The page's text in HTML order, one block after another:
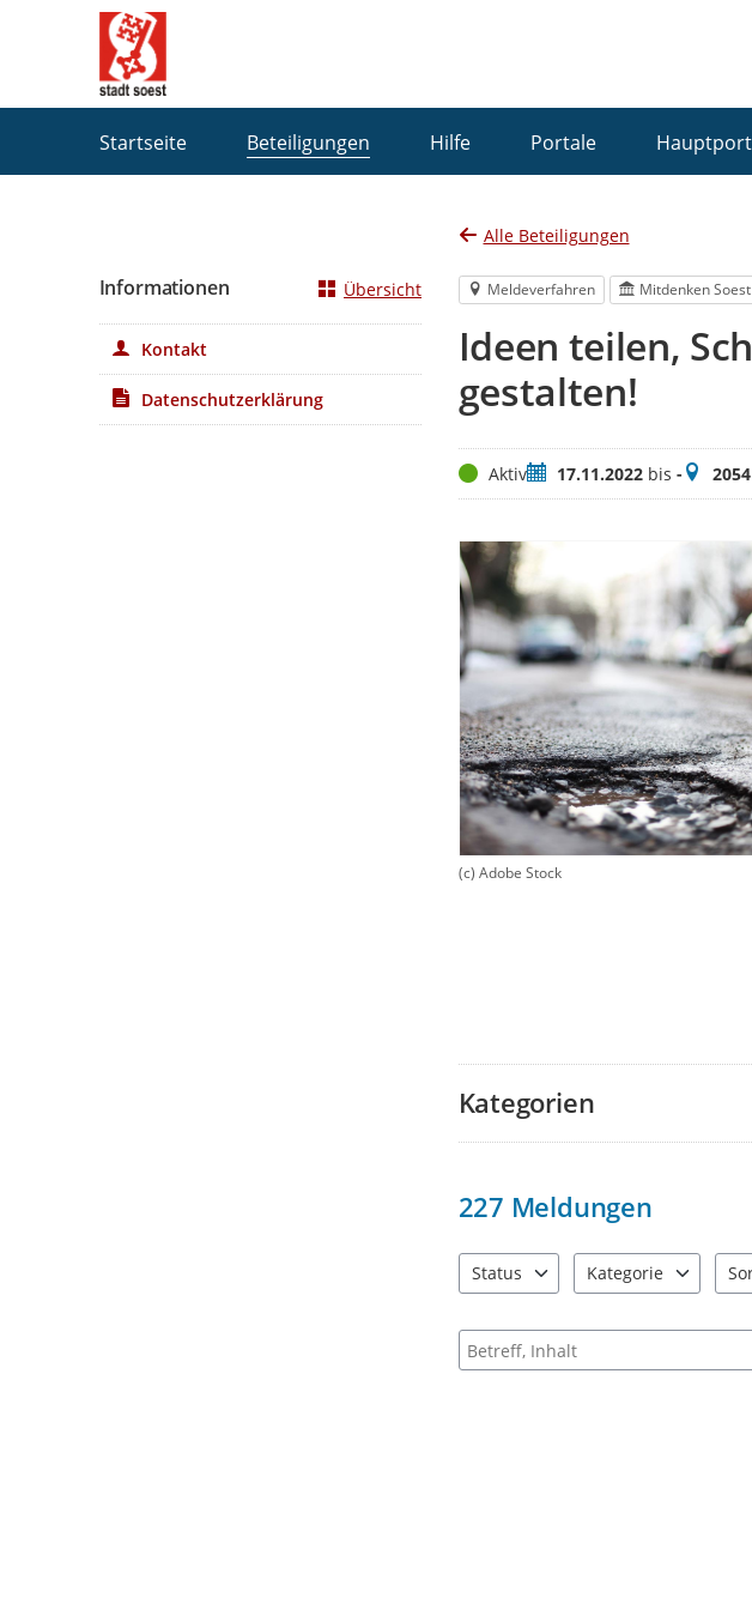
Startseite Beteiligungen Hilfe Portale
Alle Beteiligungen
Meldeverfahren Mitdenken Soest
Ideen teilen,
gestalten!
StatusAktivZeitraum
17.11.2022bis - 2054
(c) Adobe Stock
Kategorien
227 Meldungen
Status
Kategorie
Suche nach Meldungen und
Informationen Übersicht
Kontakt
Datenschutzerklärung